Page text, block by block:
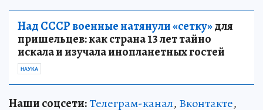
Над СССР военные натянули «сетку»для
пришельцев: как страна 13 лет тайно
искала и изучала инопланетных гостей
НАУКА
Наши соцсети:Телеграм-канал, Вконтакте,